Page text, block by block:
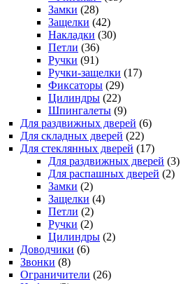
Замки (28)
Защелки (42)
Накладки (30)
Петли (36)
Ручки (91)
Ручки-защелки (17)
Фиксаторы (29)
Цилиндры (22)
Шпингалеты (9)
Для раздвижных дверей (6)
Для складных дверей (22)
Для стеклянных дверей (17)
Для раздвижных дверей (3)
Для распашных дверей (2)
Замки (2)
Защелки (4)
Петли (2)
Ручки (2)
Цилиндры (2)
Доводчики (6)
Звонки (8)
Ограничители (26)